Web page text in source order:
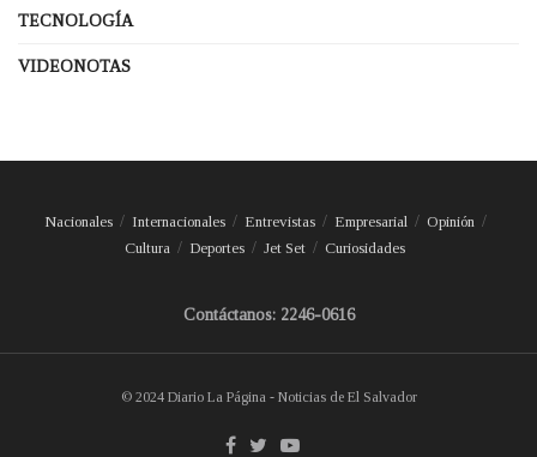
TECNOLOGÍA
VIDEONOTAS
Nacionales Internacionales Entrevistas Empresarial
Opinión
Cultura
Deportes Jet Set Curiosidades
Contáctanos: 2246-0616
© 2024 Diario La Página - Noticias de El Salvador